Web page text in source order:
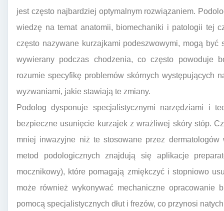
jest często najbardziej optymalnym rozwiązaniem.
wiedzę na temat anatomii, biomechaniki i patologii tej
często nazywane kurzajkami podeszwowymi, mogą
wywierany podczas chodzenia, co często powoduje
rozumie specyfikę problemów skórnych występujących
wyzwaniami, jakie stawiają te zmiany.
Podolog dysponuje specjalistycznymi narzędziami i
bezpieczne usunięcie kurzajek z wrażliwej skóry stóp.
mniej inwazyjne niż te stosowane przez
metod podologicznych znajdują się aplikacje
mocznikowy), które pomagają zmiękczyć i stopniowo
może również wykonywać mechaniczne opracowanie
pomocą specjalistycznych dłut i frezów, co przynosi